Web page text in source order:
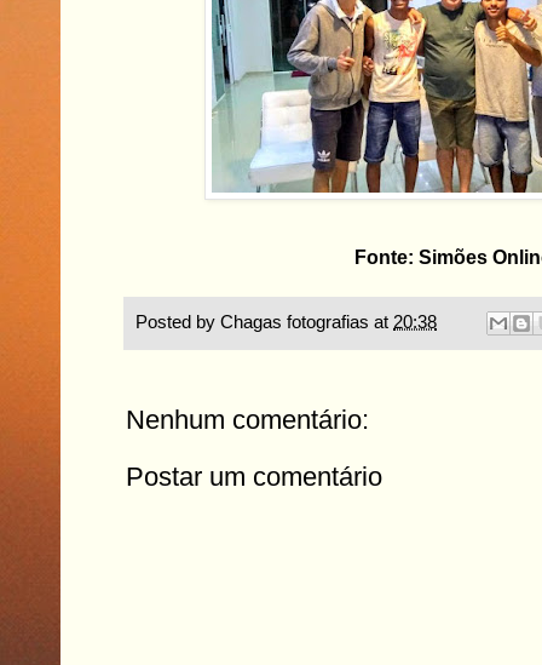
Fonte: Simões
Posted by Chagas fotografias at 20:38
Nenhum comentário:
Postar um comentário